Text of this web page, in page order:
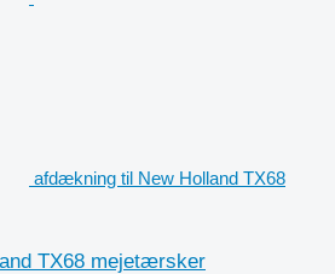
afdækning til New Holland TX68
TX68 mejetærsker